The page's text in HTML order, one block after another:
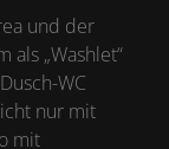
und der
„Washlet“
WC
nur mit
mit